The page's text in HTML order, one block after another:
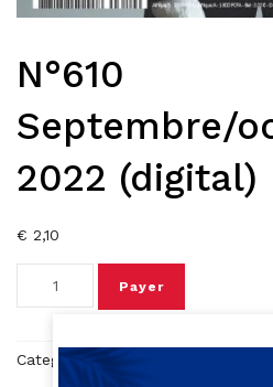
N°610
Septembre/
2022 (digital)
€ 2,10
Payer
Category:Magazine